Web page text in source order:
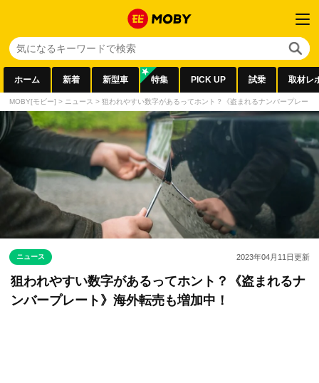
ホーム 新着 新型車 特集 PICK UP 試乗 取材レ
MOBY[モビー] > ニュース > 狙われやすい数字があるってホント？《盗まれるナンバープレート
ニュース 2023年04月11日更新
狙われやすい数字があるってホント？《盗まれるナ
ンバープレート》海外転売も増加中！